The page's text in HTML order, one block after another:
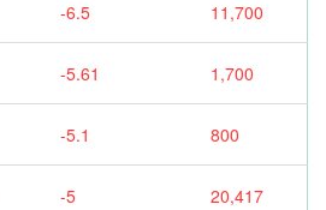
-6.5 11,700
-5.61 1,700
-5.1 800
-5 20,417